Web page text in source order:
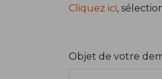
Cliquez ici,
Objet de votre